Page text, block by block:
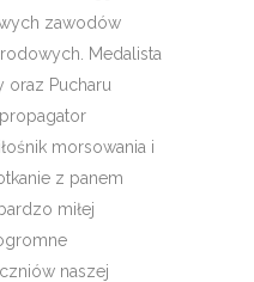
zawodów
Medalista
oraz Pucharu
morsowania i
z panem
miłej
naszej